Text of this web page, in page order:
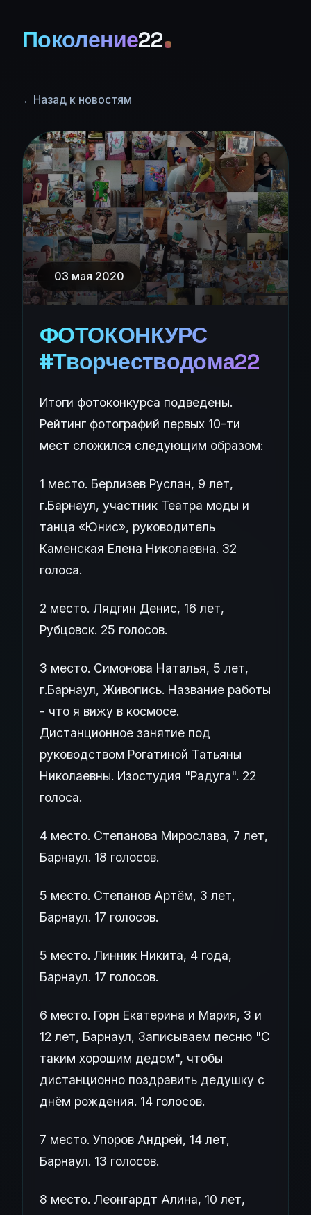
Поколение22
← Назад к новостям
03 мая 2020
ФОТОКОНКУРС
#Творчестводома22
Итоги фотоконкурса подведены.
Рейтинг фотографий первых 10-ти
мест сложился следующим образом:
1 место. Берлизев Руслан, 9 лет,
г.Барнаул, участник Театра моды и
танца «Юнис», руководитель
Каменская Елена Николаевна. 32
голоса.
2 место. Лядгин Денис, 16 лет,
Рубцовск. 25 голосов.
3 место. Симонова Наталья, 5 лет,
г.Барнаул, Живопись. Название работы
- что я вижу в космосе.
Дистанционное занятие под
руководством Рогатиной Татьяны
Николаевны. Изостудия "Радуга". 22
голоса.
4 место. Степанова Мирослава, 7 лет,
Барнаул. 18 голосов.
5 место. Степанов Артём, 3 лет,
Барнаул. 17 голосов.
5 место. Линник Никита, 4 года,
Барнаул. 17 голосов.
6 место. Горн Екатерина и Мария, 3 и
12 лет, Барнаул, Записываем песню "С
таким хорошим дедом", чтобы
дистанционно поздравить дедушку с
днём рождения. 14 голосов.
7 место. Упоров Андрей, 14 лет,
Барнаул. 13 голосов.
8 место. Леонгардт Алина, 10 лет,